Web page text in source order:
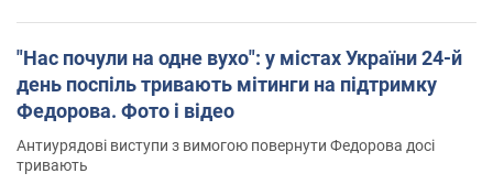
"Нас почули на одне вухо": у містах України 24-й
день поспіль тривають мітинги на підтримку
Федорова. Фото і відео
Антиурядові виступи з вимогою повернути Федорова досі
тривають